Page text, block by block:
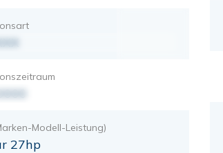
Modell-Leistung)
27hp